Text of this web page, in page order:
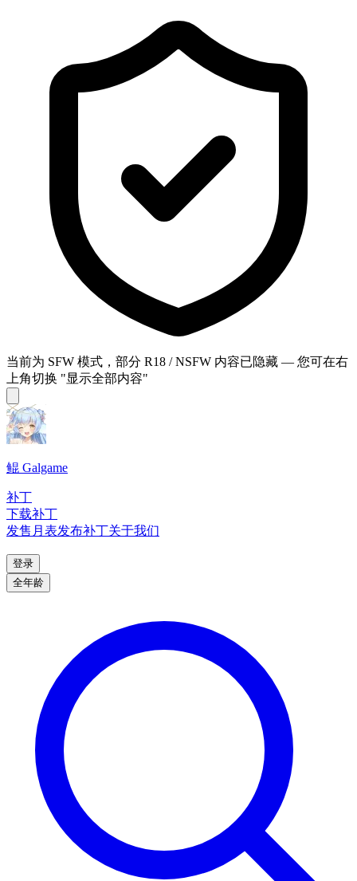
当前为 SFW 模式，部分 R18 / NSFW 内容已隐藏 — 您可在右
上角切换 "显示全部内容"
鲲 Galgame
补丁
下载补丁
发售月表发布补丁关于我们
登录
全年龄